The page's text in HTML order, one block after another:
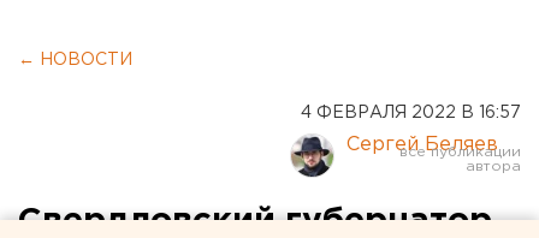
← НОВОСТИ
4 ФЕВРАЛЯ 2022 В 16:57
Сергей Беляев
Свердловский губернатор